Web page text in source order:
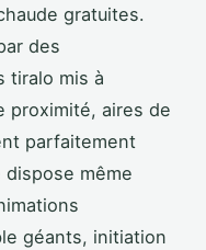
gratuites.
des
tiralo mis à
proximité, aires de
parfaitement
même
géants, initiation